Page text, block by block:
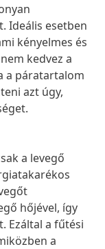
Ideális esetben
kényelmes és
kedvez a
a páratartalom
azt úgy,
a levegő
hőjével, így
Ezáltal a fűtési
a